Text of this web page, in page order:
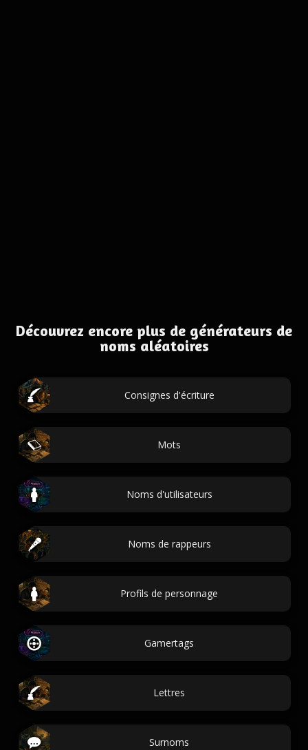
Découvrez encore plus de générateurs de
noms aléatoires
Consignes d'écriture
Mots
Noms d'utilisateurs
Noms de rappeurs
Profils de personnage
Gamertags
Lettres
Surnoms